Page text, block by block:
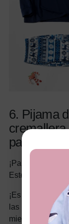
6. Pijama
para toda
¡Papá Noel
Este no es un
¡Es una
las noches
mientras que el